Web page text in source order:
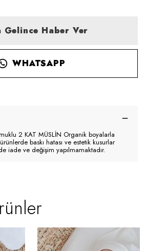
Gelince Haber Ver
WHATSAPP
2 KAT MÜSLİN Organik boyalarla
ürünlerde baskı hatası ve estetik kusurlar
iade ve değişim yapılmamaktadır.